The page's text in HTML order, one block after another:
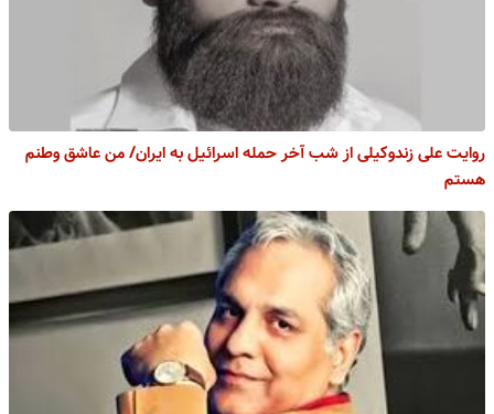
روایت علی زندوکیلی از شب آخر حمله اسرائیل به ایران/ من عاشق وطنم
هستم